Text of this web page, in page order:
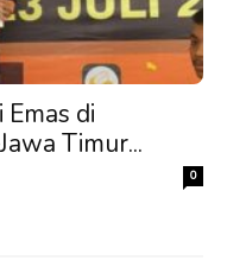
di
Timur...
0